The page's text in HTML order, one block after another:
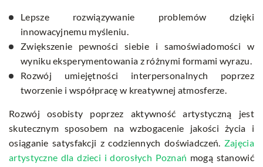
Lepsze rozwiązywanie problemów dzięki
innowacyjnemu myśleniu.
Zwiększenie pewności siebie i samoświadomości w
wyniku eksperymentowania z różnymi formami wyrazu.
Rozwój umiejętności interpersonalnych poprzez
tworzenie i współpracę w kreatywnej atmosferze.
Rozwój osobisty poprzez aktywność artystyczną jest
skutecznym sposobem na wzbogacenie jakości życia i
osiąganie satysfakcji z codziennych doświadczeń. Zajęcia
artystyczne dla dzieci i dorosłych Poznań mogą stanowić